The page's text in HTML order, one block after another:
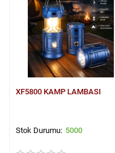
XF5800 KAMP LAMBASI
5000